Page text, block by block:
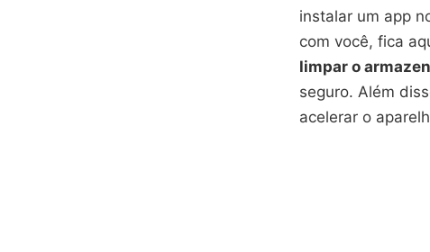
instalar um app
com você, fica
limpar o
seguro. Além
acelerar o